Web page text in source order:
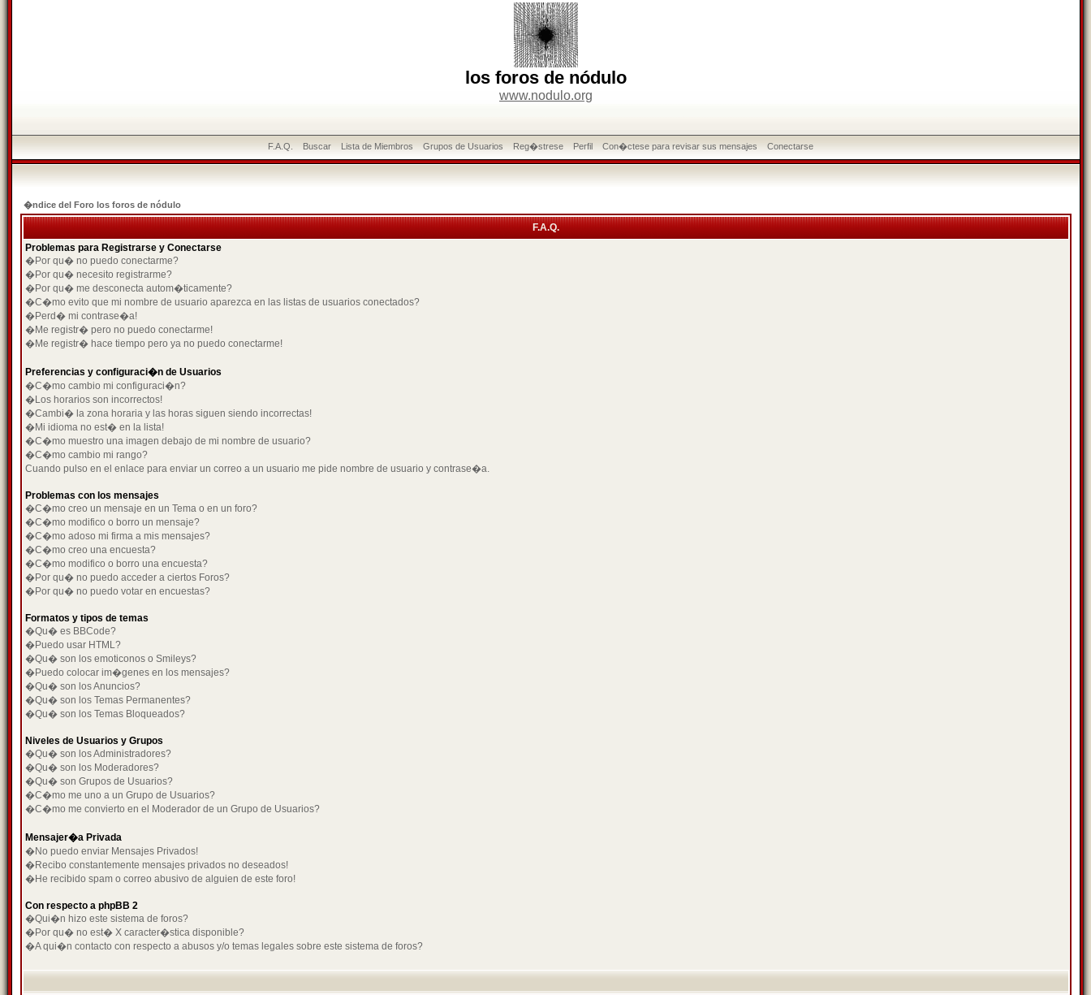
los foros de nódulo
www.nodulo.org
F.A.Q. Buscar Lista de Miembros Grupos de Usuarios Reg�strese Perfil Con�ctese para revisar sus mensajes Conectarse
�ndice del Foro los foros de nódulo
F.A.Q.
Problemas para Registrarse y Conectarse
�Por qu� no puedo conectarme?
�Por qu� necesito registrarme?
�Por qu� me desconecta autom�ticamente?
�C�mo evito que mi nombre de usuario aparezca en las listas de usuarios conectados?
�Perd� mi contrase�a!
�Me registr� pero no puedo conectarme!
�Me registr� hace tiempo pero ya no puedo conectarme!
Preferencias y configuraci�n de Usuarios
�C�mo cambio mi configuraci�n?
�Los horarios son incorrectos!
�Cambi� la zona horaria y las horas siguen siendo incorrectas!
�Mi idioma no est� en la lista!
�C�mo muestro una imagen debajo de mi nombre de usuario?
�C�mo cambio mi rango?
Cuando pulso en el enlace para enviar un correo a un usuario me pide nombre de usuario y contrase�a.
Problemas con los mensajes
�C�mo creo un mensaje en un Tema o en un foro?
�C�mo modifico o borro un mensaje?
�C�mo adoso mi firma a mis mensajes?
�C�mo creo una encuesta?
�C�mo modifico o borro una encuesta?
�Por qu� no puedo acceder a ciertos Foros?
�Por qu� no puedo votar en encuestas?
Formatos y tipos de temas
�Qu� es BBCode?
�Puedo usar HTML?
�Qu� son los emoticonos o Smileys?
�Puedo colocar im�genes en los mensajes?
�Qu� son los Anuncios?
�Qu� son los Temas Permanentes?
�Qu� son los Temas Bloqueados?
Niveles de Usuarios y Grupos
�Qu� son los Administradores?
�Qu� son los Moderadores?
�Qu� son Grupos de Usuarios?
�C�mo me uno a un Grupo de Usuarios?
�C�mo me convierto en el Moderador de un Grupo de Usuarios?
Mensajer�a Privada
�No puedo enviar Mensajes Privados!
�Recibo constantemente mensajes privados no deseados!
�He recibido spam o correo abusivo de alguien de este foro!
Con respecto a phpBB 2
�Qui�n hizo este sistema de foros?
�Por qu� no est� X caracter�stica disponible?
�A qui�n contacto con respecto a abusos y/o temas legales sobre este sistema de foros?